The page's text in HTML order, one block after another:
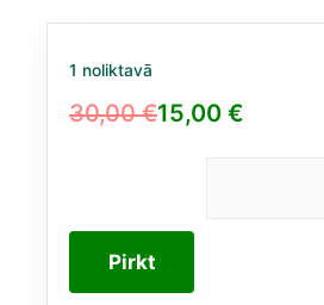
1 noliktavā
30,00€
Original
30,00 €.
15,00 €
Current
15,00 €.
Pirkt